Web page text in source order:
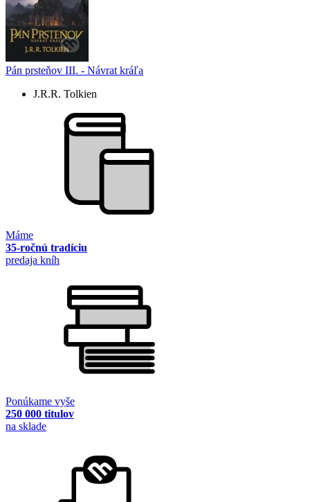
Pán prsteňov III. - Návrat kráľa
J.R.R. Tolkien
Máme
35-ročnú tradíciu
predaja kníh
Ponúkame vyše
250 000 titulov
na sklade